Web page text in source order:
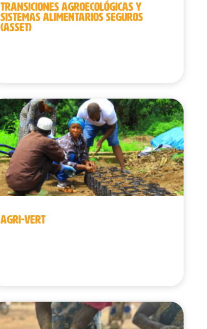
TRANSICIONES AGROECOLÓGICAS Y
SISTEMAS ALIMENTARIOS SEGUROS
(ASSET)
AGRI-VERT